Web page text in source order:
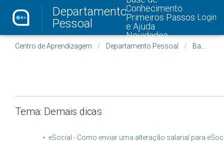
Departamento
Pessoal
Conhecimento
Primeiros Passos
e Ajuda
Novidades
Login
Centro de Aprendizagem Departamento Pessoal Base de Conhecimento - Departamento Pessoal
Tema: Demais dicas
eSocial - Como enviar uma alteração salarial para